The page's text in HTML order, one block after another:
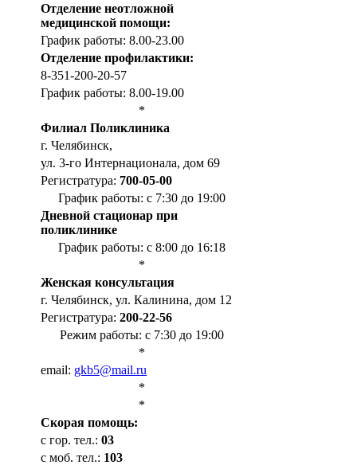
Отделение неотложной
медицинской помощи:
График работы: 8.00-23.00
Отделение профилактики:
8-351-200-20-57
График работы: 8.00-19.00
*
Филиал Поликлиника
г. Челябинск,
ул. 3-го Интернационала, дом 69
Регистратура: 700-05-00
График работы: с 7:30 до 19:00
Дневной стационар при
поликлинике
График работы: с 8:00 до 16:18
*
Женская консультация
г. Челябинск, ул. Калинина, дом 12
Регистратура: 200-22-56
Режим работы: с 7:30 до 19:00
*
email: gkb5@mail.ru
*
*
Cкорая помощь:
с гор. тел.: 03
с моб. тел.: 103